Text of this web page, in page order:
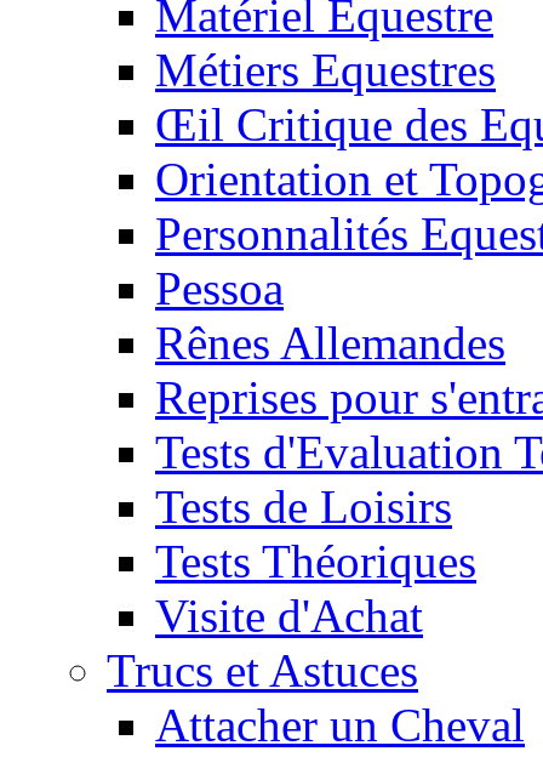
Matériel Equestre
Métiers Equestres
Œil Critique des
Orientation et
Personnalités
Pessoa
Rênes Allemandes
Reprises pour
Tests d'Evaluation
Tests de Loisirs
Tests Théoriques
Visite d'Achat
Trucs et Astuces
Attacher un Cheval